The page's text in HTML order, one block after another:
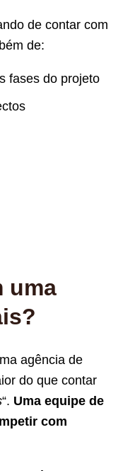
de contar com
de:
fases do projeto
uma
agência de
do que contar
“. Uma equipe de
com